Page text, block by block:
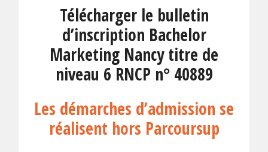
Télécharger le bulletin
d’inscription Bachelor
Marketing Nancy titre de
niveau 6 RNCP n° 40889
Les démarches d’admission se
réalisent hors Parcoursup